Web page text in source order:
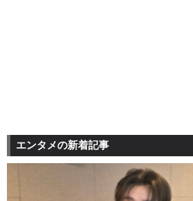
エンタメの新着記事